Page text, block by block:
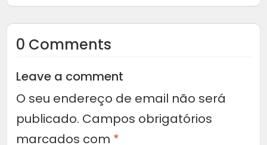
0 Comments
Leave a comment
O seu endereço de email não será
publicado. Campos obrigatórios
marcados com *